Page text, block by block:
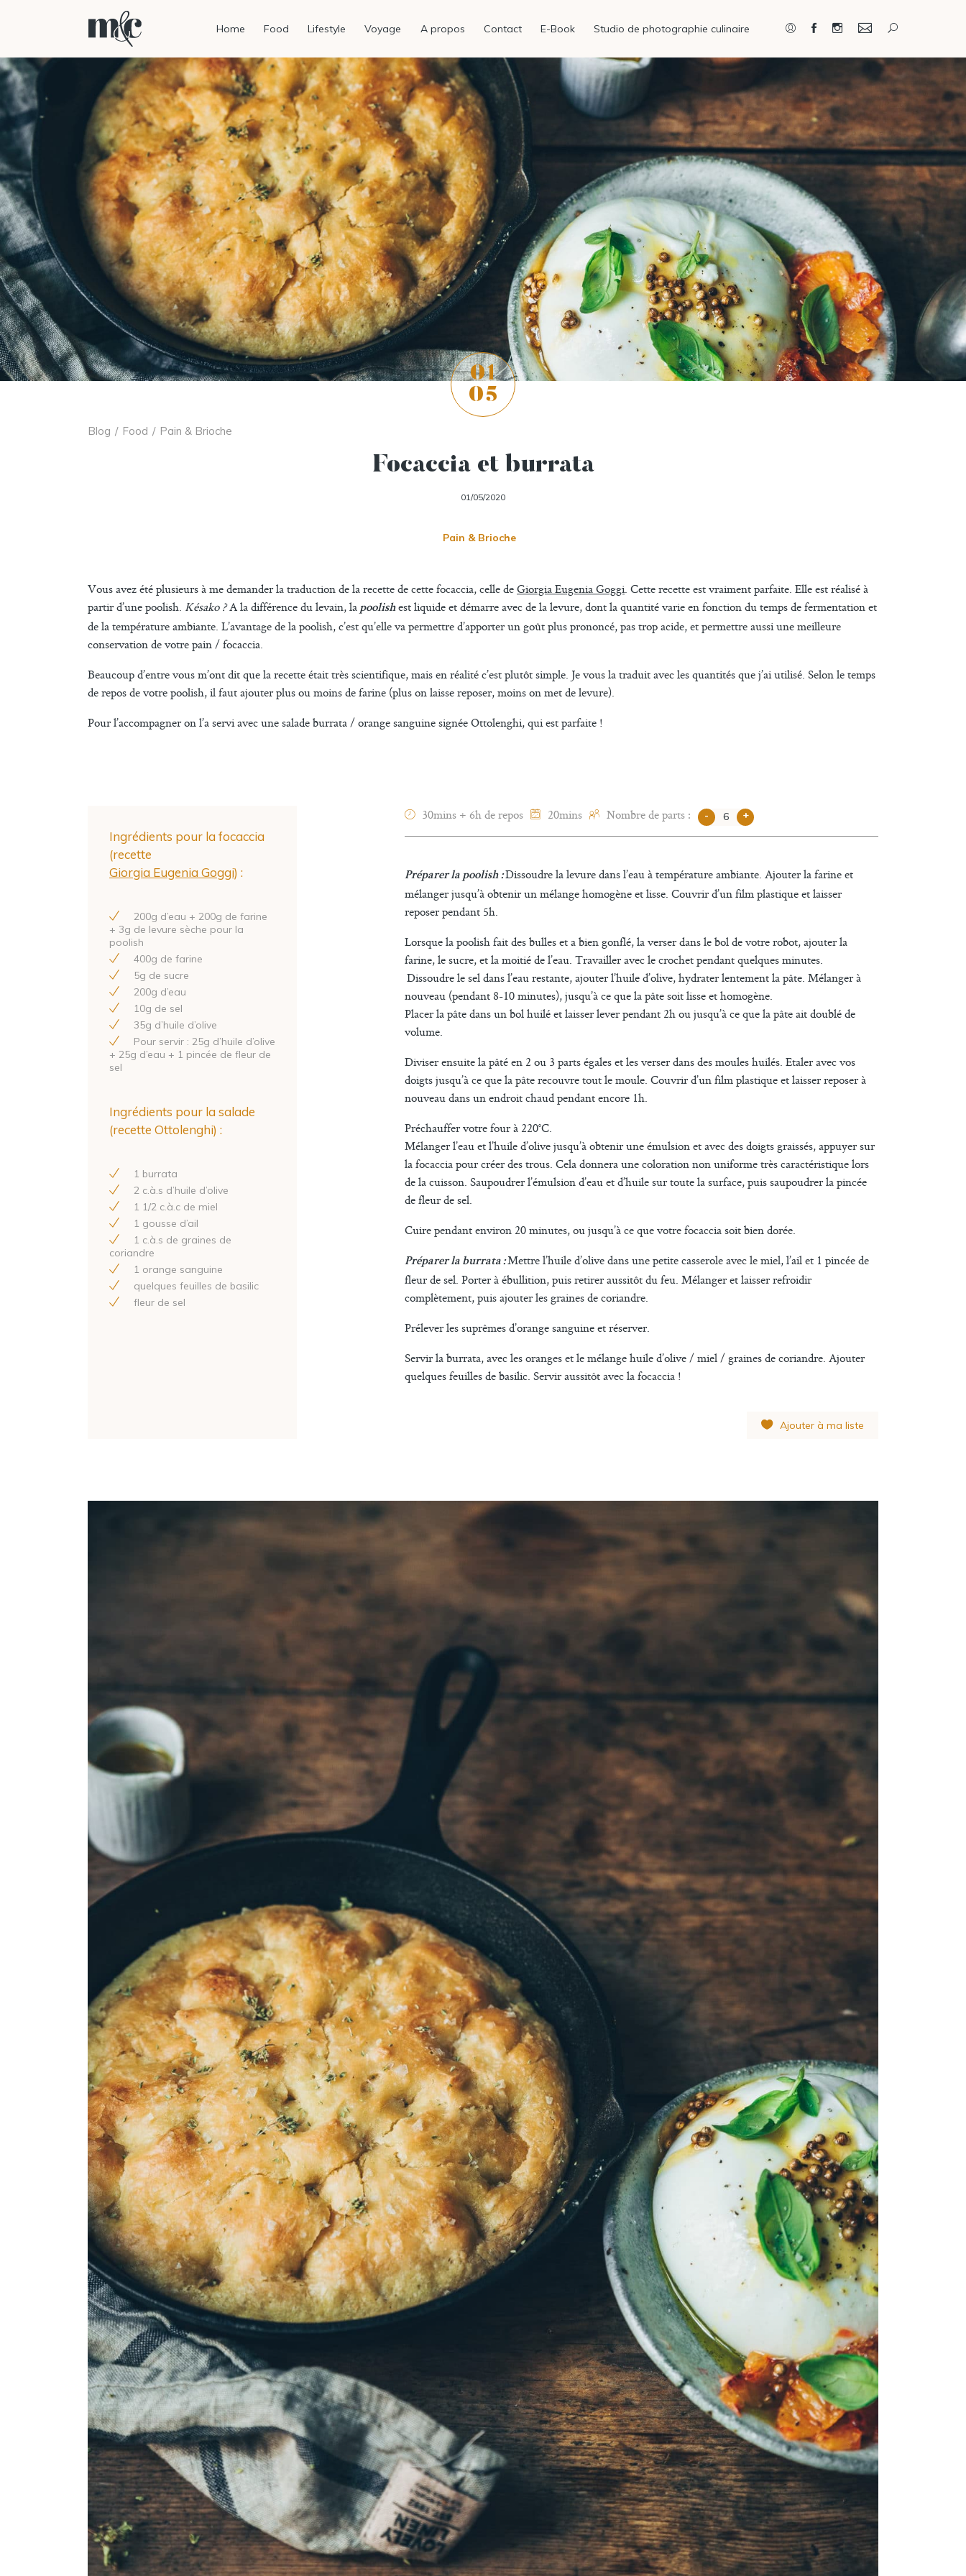
Home Food Lifestyle Voyage A propos Contact E-Book Studio de photographie culinaire
Connexion / Inscription
01
05
Blog / Food / Pain & Brioche
Focaccia et burrata
01/05/2020
Pain & Brioche
Vous avez été plusieurs à me demander la traduction de la recette de cette focaccia, celle deGiorgia Eugenia Goggi. Cette recette est vraiment parfaite. Elle est réalisé à
partir d’une poolish. Késako ?A la différence du levain, la poolishest liquide et démarre avec de la levure, dont la quantité varie en fonction du temps de fermentation et
de la température ambiante. L’avantage de la poolish, c’est qu’elle va permettre d’apporter un goût plus prononcé, pas trop acide, et permettre aussi une meilleure
conservation de votre pain / focaccia.
Beaucoup d’entre vous m’ont dit que la recette était très scientifique, mais en réalité c’est plutôt simple. Je vous la traduit avec les quantités que j’ai utilisé. Selon le temps
de repos de votre poolish, il faut ajouter plus ou moins de farine (plus on laisse reposer, moins on met de levure).
Pour l’accompagner on l’a servi avec une salade burrata / orange sanguine signée Ottolenghi, qui est parfaite !
Ingrédients pour la focaccia
(recette
Giorgia Eugenia Goggi) :
200g d’eau + 200g de farine
+ 3g de levure sèche pour la
poolish
400g de farine
5g de sucre
200g d’eau
10g de sel
35g d’huile d’olive
Pour servir : 25g d’huile d’olive
+ 25g d’eau + 1 pincée de fleur de
sel
Ingrédients pour la salade
(recette Ottolenghi) :
1 burrata
2 c.à.s d’huile d’olive
1 1/2 c.à.c de miel
1 gousse d’ail
1 c.à.s de graines de
coriandre
1 orange sanguine
quelques feuilles de basilic
fleur de sel
30mins + 6h de repos 20mins Nombre de parts : - +
Préparer la poolish :Dissoudre la levure dans l’eau à température ambiante. Ajouter la farine et
mélanger jusqu’à obtenir un mélange homogène et lisse. Couvrir d’un film plastique et laisser
reposer pendant 5h.
Lorsque la poolish fait des bulles et a bien gonflé, la verser dans le bol de votre robot, ajouter la
farine, le sucre, et la moitié de l’eau. Travailler avec le crochet pendant quelques minutes.
Dissoudre le sel dans l’eau restante, ajouter l’huile d’olive, hydrater lentement la pâte. Mélanger à
nouveau (pendant 8-10 minutes), jusqu’à ce que la pâte soit lisse et homogène.
Placer la pâte dans un bol huilé et laisser lever pendant 2h ou jusqu’à ce que la pâte ait doublé de
volume.
Diviser ensuite la pâté en 2 ou 3 parts égales et les verser dans des moules huilés. Etaler avec vos
doigts jusqu’à ce que la pâte recouvre tout le moule. Couvrir d’un film plastique et laisser reposer à
nouveau dans un endroit chaud pendant encore 1h.
Préchauffer votre four à 220°C.
Mélanger l’eau et l’huile d’olive jusqu’à obtenir une émulsion et avec des doigts graissés, appuyer sur
la focaccia pour créer des trous. Cela donnera une coloration non uniforme très caractéristique lors
de la cuisson. Saupoudrer l’émulsion d’eau et d’huile sur toute la surface, puis saupoudrer la pincée
de fleur de sel.
Cuire pendant environ 20 minutes, ou jusqu’à ce que votre focaccia soit bien dorée.
Préparer la burrata :Mettre l’huile d’olive dans une petite casserole avec le miel, l’ail et 1 pincée de
fleur de sel. Porter à ébullition, puis retirer aussitôt du feu. Mélanger et laisser refroidir
complètement, puis ajouter les graines de coriandre.
Prélever les suprêmes d’orange sanguine et réserver.
Servir la burrata, avec les oranges et le mélange huile d’olive / miel / graines de coriandre. Ajouter
quelques feuilles de basilic. Servir aussitôt avec la focaccia !
Ajouter à ma liste